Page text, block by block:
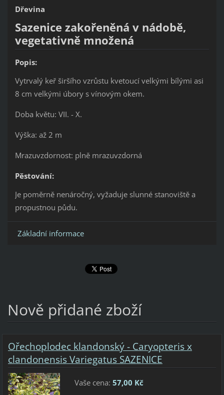
Dřevina
Sazenice zakořeněná v nádobě,
vegetativně množená
Popis:
Vytrvalý keř širšího vzrůstu kvetoucí velkými bílými asi
8 cm velkými úbory s vínovým okem.
Doba květu: VII. - X.
Výška: až 2 m
Mrazuvzdornost: plně mrazuvzdorná
Pěstování:
Je poměrně nenáročný, vyžaduje slunné stanoviště a
propustnou půdu.
Základní informace
Nově přidané zboží
Ořechoplodec klandonský - Caryopteris x
clandonensis Variegatus SAZENICE
Vaše cena: 57,00 Kč